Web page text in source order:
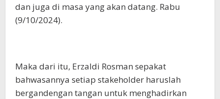
dan juga di masa yang akan datang. Rabu
(9/10/2024).
Maka dari itu, Erzaldi Rosman sepakat
bahwasannya setiap stakeholder haruslah
bergandengan tangan untuk menghadirkan